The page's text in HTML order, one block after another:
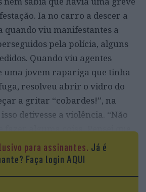
Ia no carro a descer a
quando viu manifestantes a
pela polícia, alguns
Quando viu agentes
uma jovem rapariga que tinha
resolveu abrir o vidro do
a gritar “cobardes!”, na
detivesse a violência. “Não
fazer alguma coisa. Pensei que
conta à VISÃO. Continuou a
ia descendo em direção à
para assinantes. Já é
Faça login AQUI